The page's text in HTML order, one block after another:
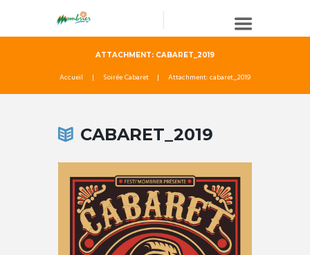
ATTACHMENT: CABARET_2019
Accueil Soirée Cabaret Attachment: cabaret_2019
CABARET_2019